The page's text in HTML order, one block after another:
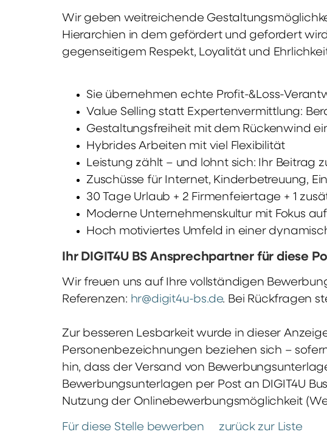
Wir geben weitreichende
Hierarchien in dem gefördert und gefordert
gegenseitigem Respekt, Loyalität und
Sie übernehmen echte Profit-&Loss-
Value Selling statt Expertenvermittlung:
Gestaltungsfreiheit mit dem Rückenwind
Hybrides Arbeiten mit viel Flexibilität
Leistung zählt – und lohnt sich: Ihr Beitrag
Zuschüsse für Internet, Kinderbetreuung,
30 Tage Urlaub + 2 Firmenfeiertage + 1
Moderne Unternehmenskultur mit Fokus
Hoch motiviertes Umfeld in einer
Ihr DIGIT4U BS Ansprechpartner für diese
Wir freuen uns auf Ihre vollständigen
Referenzen: hr@digit4u-bs.de. Bei Rückfragen
Zur besseren Lesbarkeit wurde in dieser
Personenbezeichnungen beziehen sich –
hin, dass der Versand von
Bewerbungsunterlagen per Post an DIGIT4U
Nutzung der Onlinebewerbungsmöglichkeit
Für diese Stelle bewerben zurück zur Liste